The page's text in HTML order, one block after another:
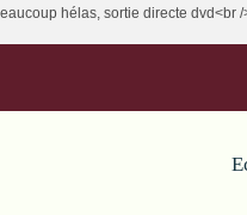
hélas, sortie directe dvd<br /